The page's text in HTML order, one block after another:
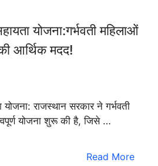
योजना:गर्भवती महिलाओं
आर्थिक मदद!
योजना: राजस्थान सरकार ने गर्भवती
योजना शुरू की है, जिसे …
Read More